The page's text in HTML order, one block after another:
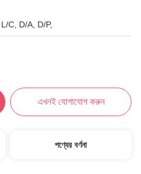
L/C, D/A, D/P,
এখনই যোগাযোগ করুন
পণ্যের বর্ণনা